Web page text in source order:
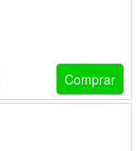
Comprar